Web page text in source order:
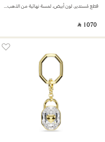
قطع مُستدير، لون أبيض، لمسة نهائية من الذهب عيار 18 قيراط
‎ ⃁ ⁦1070⁩ ‎